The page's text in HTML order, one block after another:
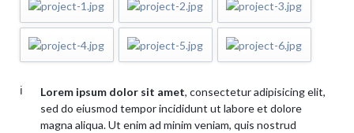
Lorem ipsum dolor sit amet, consectetur adipisicing elit,
sed do eiusmod tempor incididunt ut labore et dolore
magna aliqua. Ut enim ad minim veniam, quis nostrud